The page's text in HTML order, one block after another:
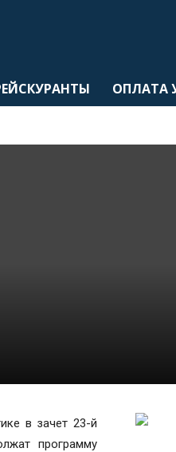
ОПЛАТА
в зачет 23-й
программу